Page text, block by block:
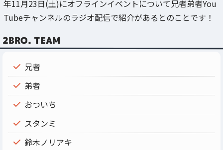
年11月23日(土)にオフラインイベントについて兄者弟者You
Tubeチャンネルのラジオ配信で紹介があるとのことです！
2BRO. TEAM
兄者
弟者
おついち
スタンミ
鈴木ノリアキ